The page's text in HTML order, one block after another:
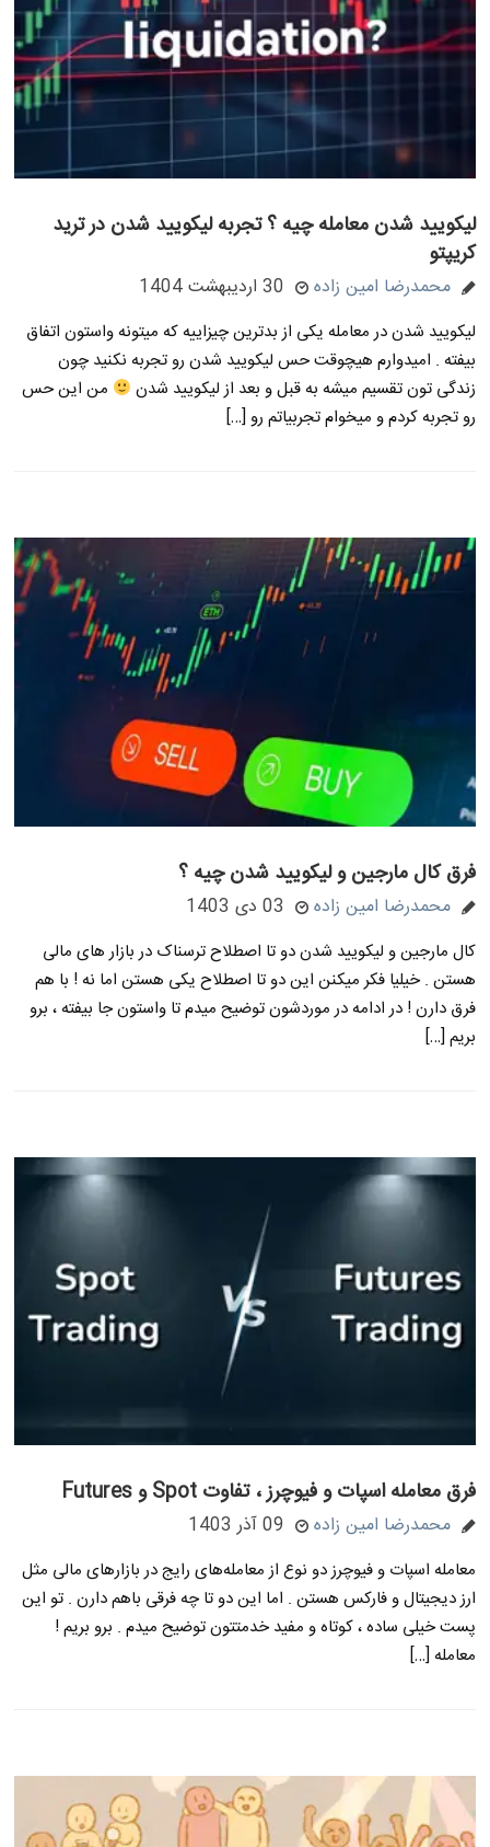
لیکویید شدن معامله چیه ؟ تجربه لیکویید شدن در ترید
کریپتو
محمدرضا امین زاده 30 اردیبهشت 1404
لیکویید شدن در معامله یکی از بدترین چیزاییه که میتونه واستون اتفاق
بیفته . امیدوارم هیچوقت حس لیکویید شدن رو تجربه نکنید چون
زندگی تون تقسیم میشه به قبل و بعد از لیکویید شدن
من این حس
رو تجربه کردم و میخوام تجربیاتم رو […]
فرق کال مارجین و لیکویید شدن چیه ؟
محمدرضا امین زاده 03 دی 1403
کال مارجین و لیکویید شدن دو تا اصطلاح ترسناک در بازار های مالی
هستن . خیلیا فکر میکنن این دو تا اصطلاح یکی هستن اما نه ! با هم
فرق دارن ! در ادامه در موردشون توضیح میدم تا واستون جا بیفته ، برو
بریم […]
فرق معامله اسپات و فیوچرز ، تفاوت Spot و Futures
محمدرضا امین زاده 09 آذر 1403
معامله اسپات و فیوچرز دو نوع از معامله‌های رایج در بازارهای مالی مثل
ارز دیجیتال و فارکس هستن . اما این دو تا چه فرقی باهم دارن . تو این
پست خیلی ساده ، کوتاه و مفید خدمتتون توضیح میدم . برو بریم !
معامله […]